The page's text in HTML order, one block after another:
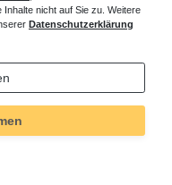
nicht auf Sie zu. Weitere
Datenschutzerklärung